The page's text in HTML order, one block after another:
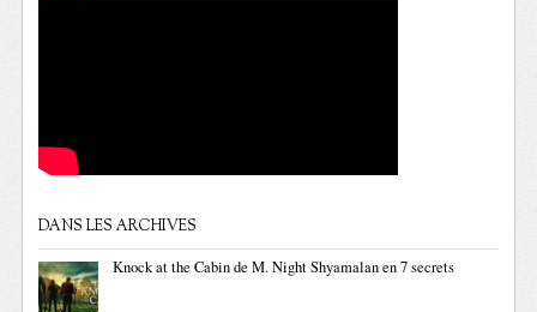
DANS LES ARCHIVES
Knock at the Cabin de M. Night Shyamalan en 7 secrets